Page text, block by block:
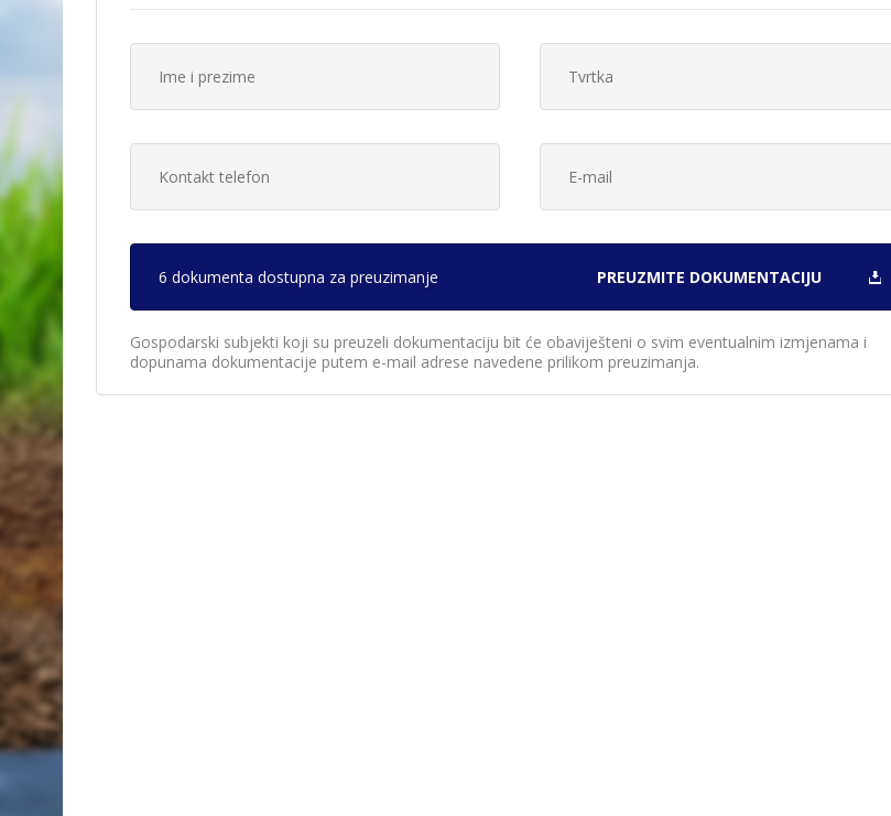
6 dokumenta dostupna za preuzimanje
Gospodarski subjekti koji su preuzeli dokumentaciju bit će obaviješteni o svim eventualnim izmjenama i
dopunama dokumentacije putem e-mail adrese navedene prilikom preuzimanja.